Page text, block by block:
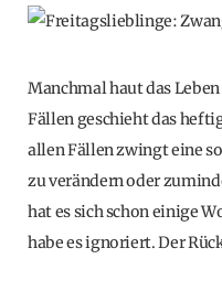
Manchmal haut das
Fällen geschieht das
allen Fällen zwingt eine
zu verändern oder
hat es sich schon einige
habe es ignoriert. Der